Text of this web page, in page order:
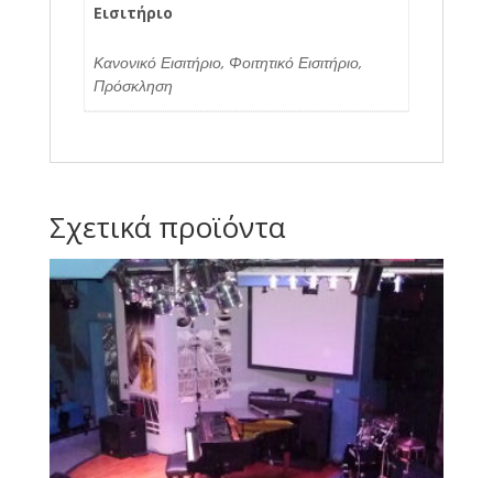
Εισιτήριο
Κανονικό Εισιτήριο, Φοιτητικό Εισιτήριο,
Πρόσκληση
Σχετικά προϊόντα